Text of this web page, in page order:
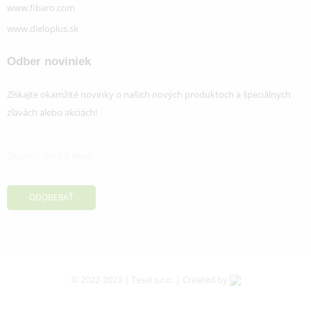
www.fibaro.com
www.dieloplus.sk
Odber noviniek
Získajte okamžité novinky o našich nových produktoch a špeciálnych
zľavách alebo akciách!
© 2022-2023 | Tesel s.r.o. | Created by